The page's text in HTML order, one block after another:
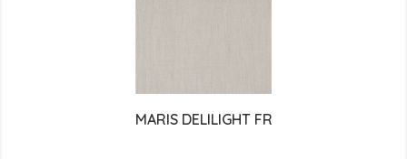
MARIS DELILIGHT FR